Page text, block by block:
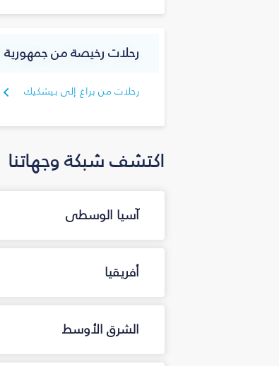
رحلات رخيصة من جمهورية
رحلات من براغ إلى بيشكيك
اكتشف شبكة وجهاتنا
آسيا الوسطى
أفريقيا
الشرق الأوسط